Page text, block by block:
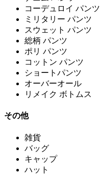
コーデュロイ パンツ
ミリタリー パンツ
スウェット パンツ
総柄 パンツ
ポリ パンツ
コットン パンツ
ショートパンツ
オーバーオール
リメイク ボトムス
その他
雑貨
バッグ
キャップ
ハット